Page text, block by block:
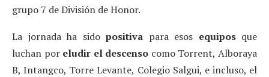
grupo 7 de División de Honor.
La jornada ha sido positiva para esos equiposque
luchan por eludir el descenso como Torrent, Alboraya
B, Intangco, Torre Levante, Colegio Salgui, e incluso, el